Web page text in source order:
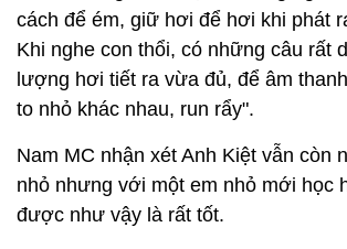
cách để ém, giữ hơi để hơi khi phát
Khi nghe con thổi, có những câu rất
lượng hơi tiết ra vừa đủ, để âm
to nhỏ khác nhau, run rẩy".
Nam MC nhận xét Anh Kiệt vẫn còn
nhỏ nhưng với một em nhỏ mới học
được như vậy là rất tốt.